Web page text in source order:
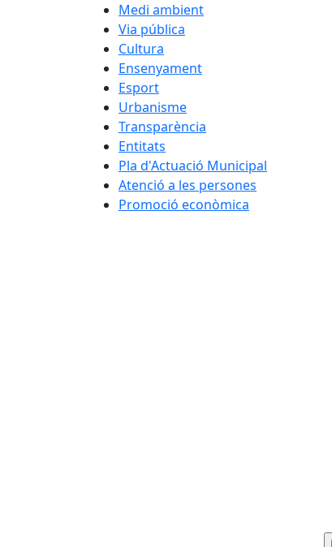
Medi ambient
Via pública
Cultura
Ensenyament
Esport
Urbanisme
Transparència
Entitats
Pla d'Actuació Municipal
Atenció a les persones
Promoció econòmica